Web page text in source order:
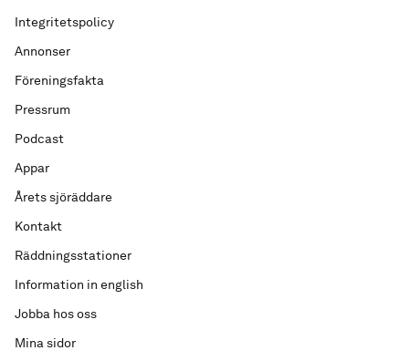
Integritetspolicy
Annonser
Föreningsfakta
Pressrum
Podcast
Appar
Årets sjöräddare
Kontakt
Räddningsstationer
Information in english
Jobba hos oss
Mina sidor